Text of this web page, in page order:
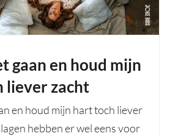
gaan en houd mijn
liever zacht
en houd mijn hart toch liever
hebben er wel eens voor